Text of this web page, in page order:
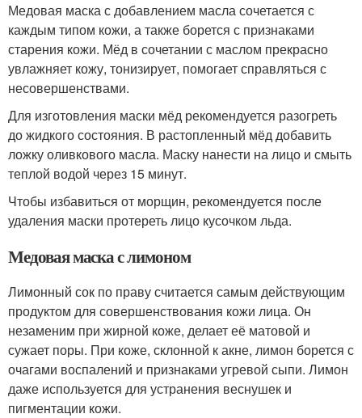
Медовая маска с добавлением масла сочетается с
каждым типом кожи, а также борется с признаками
старения кожи. Мёд в сочетании с маслом прекрасно
увлажняет кожу, тонизирует, помогает справляться с
несовершенствами.
Для изготовления маски мёд рекомендуется разогреть
до жидкого состояния. В растопленный мёд добавить
ложку оливкового масла. Маску нанести на лицо и смыть
теплой водой через 15 минут.
Чтобы избавиться от морщин, рекомендуется после
удаления маски протереть лицо кусочком льда.
Медовая маска с лимоном
Лимонный сок по праву считается самым действующим
продуктом для совершенствования кожи лица. Он
незаменим при жирной коже, делает её матовой и
сужает поры. При коже, склонной к акне, лимон борется с
очагами воспалений и признаками угревой сыпи. Лимон
даже используется для устранения веснушек и
пигментации кожи.